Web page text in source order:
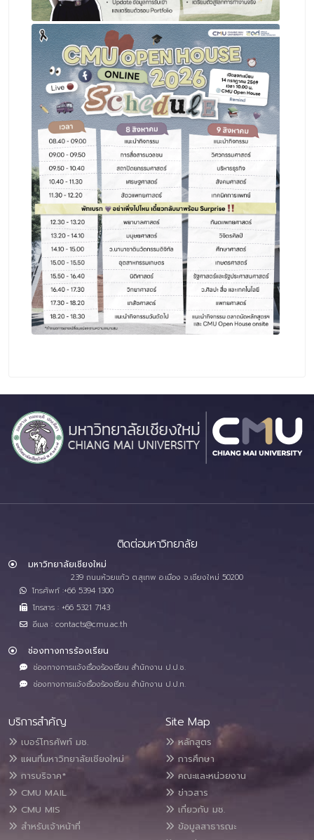
ติดต่อมหาวิทยาลัย
มหาวิทยาลัยเชียงใหม่
239 ถนนห้วยแก้ว ต.สุเทพ อ.เมือง จ.เชียงใหม่ 50200
โทรศัพท์ :+66 5394 1300
โทรสาร : +66 5321 7143
อีเมล : contacts@cmu.ac.th
ช่องทางการร้องเรียน
ช่องทางการแจ้งเรื่องร้องเรียน สำนักงาน ป.ป.ช.
ช่องทางการแจ้งเรื่องร้องเรียน สำนักงาน ป.ป.ท.
บริการสำคัญ
เบอร์โทรศัพท์ มช.
แผนที่มหาวิทยาลัยเชียงใหม่
การบริจาค*
CMU MAIL
CMU MIS
สำหรับเจ้าหน้าที่
Site Map
หลักสูตร
การศึกษา
คณะและหน่วยงาน
ข่าวสาร
เกี่ยวกับ มช.
ข้อมูลสาธารณะ